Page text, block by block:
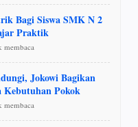
Bagi Siswa SMK N 2
Praktik
Jokowi Bagikan
Kebutuhan Pokok